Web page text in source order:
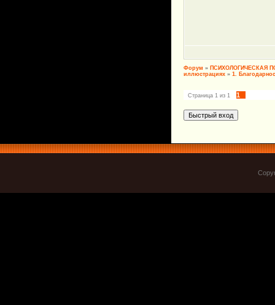
Форум » ПСИХОЛОГИЧЕСКАЯ
иллюстрациях » 1.
Страница 1 из 1 1